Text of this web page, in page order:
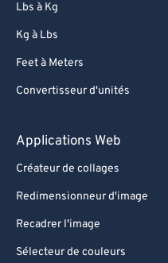
Lbs à Kg
Kg à Lbs
Feet à Meters
Convertisseur d'unités
Applications Web
Créateur de collages
Redimensionneur d'image
Recadrer l'image
Sélecteur de couleurs